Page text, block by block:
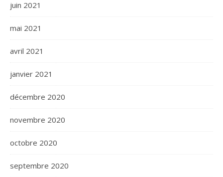
juin 2021
mai 2021
avril 2021
janvier 2021
décembre 2020
novembre 2020
octobre 2020
septembre 2020